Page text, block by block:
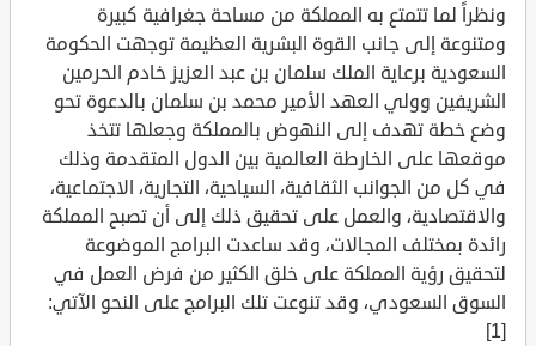
ونظراً لما تتمتع به المملكة من مساحة جغرافية كبيرة
ومتنوعة إلى جانب القوة البشرية العظيمة توجهت الحكومة
السعودية برعاية الملك سلمان بن عبد العزيز خادم الحرمين
الشريفين وولي العهد الأمير محمد بن سلمان بالدعوة تحو
وضع خطة تهدف إلى النهوض بالمملكة وجعلها تتخذ
موقعها على الخارطة العالمية بين الدول المتقدمة وذلك
في كل من الجوانب الثقافية، السياحية، التجارية، الاجتماعية،
والاقتصادية، والعمل على تحقيق ذلك إلى أن تصبح المملكة
رائدة بمختلف المجالات، وقد ساعدت البرامج الموضوعة
لتحقيق رؤية المملكة على خلق الكثير من فرض العمل في
السوق السعودي، وقد تنوعت تلك البرامج على النحو الآتي:
[1]